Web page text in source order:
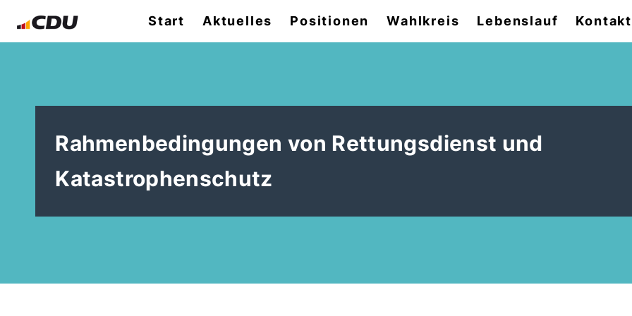
Start Aktuelles Positionen Wahlkreis Lebenslauf Kontakt
Rahmenbedingungen von Rettungsdienst und
Katastrophenschutz